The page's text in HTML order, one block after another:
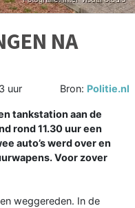
NA
uur Bron: Politie.nl
tankstation aan de
rond 11.30 uur een
auto’s werd over en
Voor zover
weggereden. In de